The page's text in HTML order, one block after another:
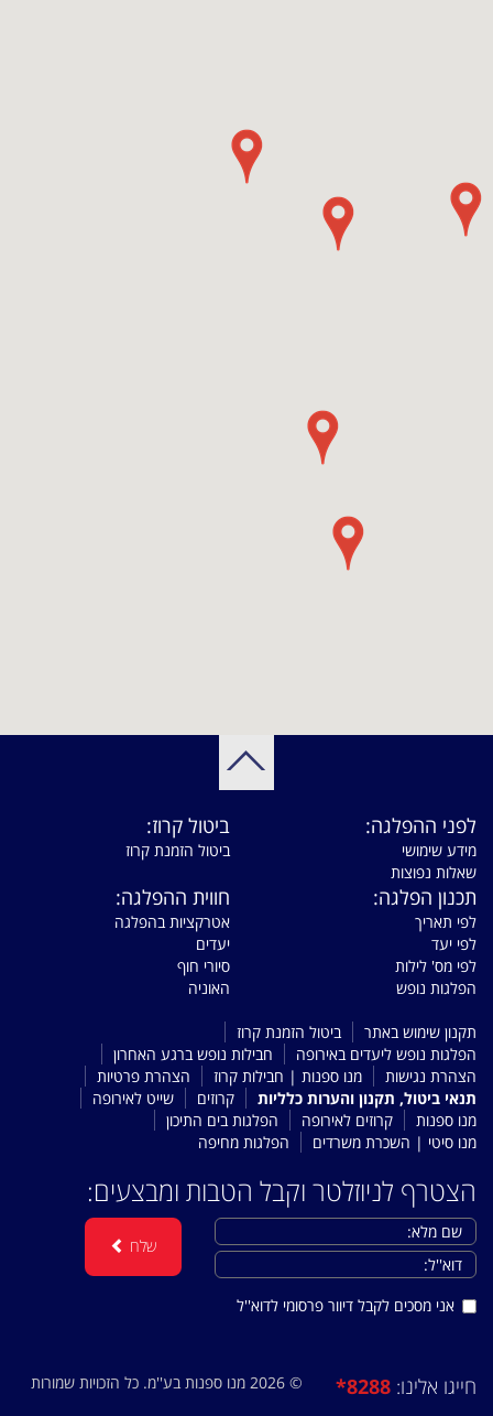
לפני ההפלגה:
מידע שימושי
שאלות נפוצות
ביטול קרוז:
ביטול הזמנת קרוז
תכנון הפלגה:
לפי תאריך
לפי יעד
לפי מס' לילות
הפלגות נופש
חווית ההפלגה:
אטרקציות בהפלגה
יעדים
סיורי חוף
האוניה
תקנון שימוש באתר
ביטול הזמנת קרוז
הפלגות נופש ליעדים באירופה
חבילות נופש ברגע האחרון
הצהרת נגישות
מנו ספנות | חבילות קרוז
הצהרת פרטיות
תנאי ביטול, תקנון והערות כלליות
קרוזים
שייט לאירופה
מנו ספנות
קרוזים לאירופה
הפלגות בים התיכון
מנו סיטי | השכרת משרדים
הפלגות מחיפה
הצטרף לניוזלטר וקבל הטבות ומבצעים:
אני מסכים לקבל דיוור פרסומי לדוא''ל
שלח
חייגו אלינו: *8288 © 2026 מנו ספנות בע''מ. כל הזכויות שמורות